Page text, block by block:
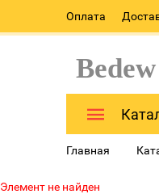
Оплата
Главная
Элемент не найден